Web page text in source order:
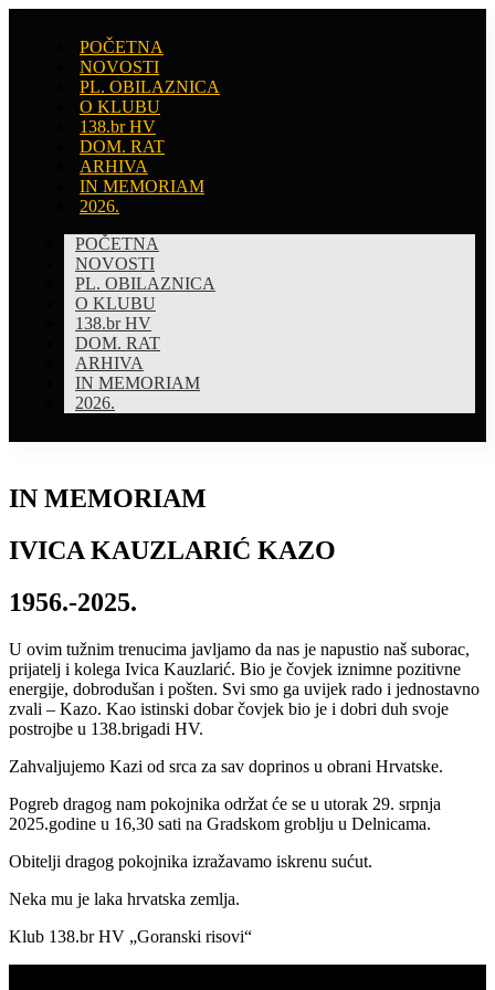
POČETNA
NOVOSTI
PL. OBILAZNICA
O KLUBU
138.br HV
DOM. RAT
ARHIVA
IN MEMORIAM
2026.
POČETNA
NOVOSTI
PL. OBILAZNICA
O KLUBU
138.br HV
DOM. RAT
ARHIVA
IN MEMORIAM
2026.
IN MEMORIAM
IVICA KAUZLARIĆ KAZO
1956.-2025.
U ovim tužnim trenucima javljamo da nas je napustio naš suborac,
prijatelj i kolega Ivica Kauzlarić. Bio je čovjek iznimne pozitivne
energije, dobrodušan i pošten. Svi smo ga uvijek rado i jednostavno
zvali – Kazo. Kao istinski dobar čovjek bio je i dobri duh svoje
postrojbe u 138.brigadi HV.
Zahvaljujemo Kazi od srca za sav doprinos u obrani Hrvatske.
Pogreb dragog nam pokojnika održat će se u utorak 29. srpnja
2025.godine u 16,30 sati na Gradskom groblju u Delnicama.
Obitelji dragog pokojnika izražavamo iskrenu sućut.
Neka mu je laka hrvatska zemlja.
Klub 138.br HV „Goranski risovi“